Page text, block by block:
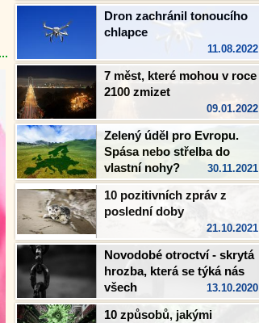
Dron zachránil tonoucího
chlapce
11.08.2022
7 měst, které mohou v roce
2100 zmizet
09.01.2022
Zelený úděl pro Evropu.
Spása nebo střelba do
vlastní nohy?
30.11.2021
10 pozitivních zpráv z
poslední doby
21.10.2021
Novodobé otroctví - skrytá
hrozba, která se týká nás
všech
13.10.2020
10 způsobů, jakými